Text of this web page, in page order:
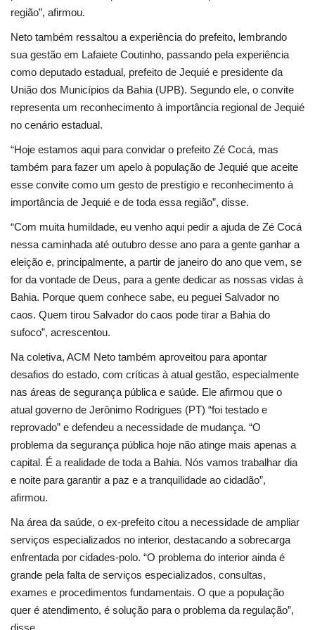
região”, afirmou.
Neto também ressaltou a experiência do prefeito, lembrando
sua gestão em Lafaiete Coutinho, passando pela experiência
como deputado estadual, prefeito de Jequié e presidente da
União dos Municípios da Bahia (UPB). Segundo ele, o convite
representa um reconhecimento à importância regional de Jequié
no cenário estadual.
“Hoje estamos aqui para convidar o prefeito Zé Cocá, mas
também para fazer um apelo à população de Jequié que aceite
esse convite como um gesto de prestígio e reconhecimento à
importância de Jequié e de toda essa região”, disse.
“Com muita humildade, eu venho aqui pedir a ajuda de Zé Cocá
nessa caminhada até outubro desse ano para a gente ganhar a
eleição e, principalmente, a partir de janeiro do ano que vem, se
for da vontade de Deus, para a gente dedicar as nossas vidas à
Bahia. Porque quem conhece sabe, eu peguei Salvador no
caos. Quem tirou Salvador do caos pode tirar a Bahia do
sufoco”, acrescentou.
Na coletiva, ACM Neto também aproveitou para apontar
desafios do estado, com críticas à atual gestão, especialmente
nas áreas de segurança pública e saúde. Ele afirmou que o
atual governo de Jerônimo Rodrigues (PT) “foi testado e
reprovado” e defendeu a necessidade de mudança. “O
problema da segurança pública hoje não atinge mais apenas a
capital. É a realidade de toda a Bahia. Nós vamos trabalhar dia
e noite para garantir a paz e a tranquilidade ao cidadão”,
afirmou.
Na área da saúde, o ex-prefeito citou a necessidade de ampliar
serviços especializados no interior, destacando a sobrecarga
enfrentada por cidades-polo. “O problema do interior ainda é
grande pela falta de serviços especializados, consultas,
exames e procedimentos fundamentais. O que a população
quer é atendimento, é solução para o problema da regulação”,
disse.